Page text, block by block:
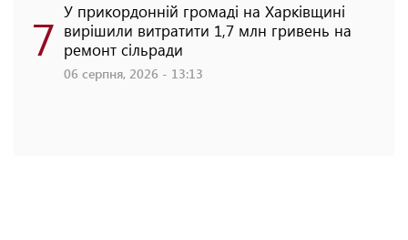
7 У прикордонній громаді на Харківщині
вирішили витратити 1,7 млн гривень на
ремонт сільради
06 серпня, 2026 - 13:13